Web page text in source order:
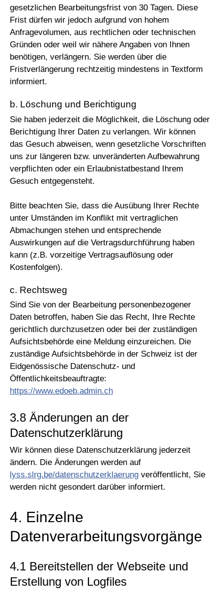
gesetzlichen Bearbeitungsfrist von 30 Tagen. Diese
Frist dürfen wir jedoch aufgrund von hohem
Anfragevolumen, aus rechtlichen oder technischen
Gründen oder weil wir nähere Angaben von Ihnen
benötigen, verlängern. Sie werden über die
Fristverlängerung rechtzeitig mindestens in Textform
informiert.
b. Löschung und Berichtigung
Sie haben jederzeit die Möglichkeit, die Löschung oder
Berichtigung Ihrer Daten zu verlangen. Wir können
das Gesuch abweisen, wenn gesetzliche Vorschriften
uns zur längeren bzw. unveränderten Aufbewahrung
verpflichten oder ein Erlaubnistatbestand Ihrem
Gesuch entgegensteht.
Bitte beachten Sie, dass die Ausübung Ihrer Rechte
unter Umständen im Konflikt mit vertraglichen
Abmachungen stehen und entsprechende
Auswirkungen auf die Vertragsdurchführung haben
kann (z.B. vorzeitige Vertragsauflösung oder
Kostenfolgen).
c. Rechtsweg
Sind Sie von der Bearbeitung personenbezogener
Daten betroffen, haben Sie das Recht, Ihre Rechte
gerichtlich durchzusetzen oder bei der zuständigen
Aufsichtsbehörde eine Meldung einzureichen. Die
zuständige Aufsichtsbehörde in der Schweiz ist der
Eidgenössische Datenschutz- und
Öffentlichkeitsbeauftragte:
https://www.edoeb.admin.ch
3.8 Änderungen an der
Datenschutzerklärung
Wir können diese Datenschutzerklärung jederzeit
ändern. Die Änderungen werden auf
lyss.slrg.be/datenschutzerklaerung veröffentlicht, Sie
werden nicht gesondert darüber informiert.
4. Einzelne
Datenverarbeitungsvorgänge
4.1 Bereitstellen der Webseite und
Erstellung von Logfiles